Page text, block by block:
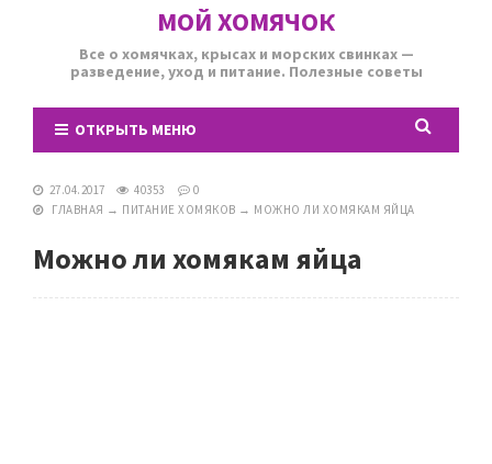
МОЙ ХОМЯЧОК
Все о хомячках, крысах и морских свинках —
разведение, уход и питание. Полезные советы
ОТКРЫТЬ МЕНЮ
27.04.2017 40353
0
ГЛАВНАЯ → ПИТАНИЕ ХОМЯКОВ → МОЖНО ЛИ ХОМЯКАМ ЯЙЦА
Можно ли хомякам яйца